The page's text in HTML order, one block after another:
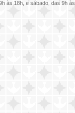
às 18h, e sábado, das 9h